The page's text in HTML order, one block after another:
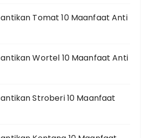
Tomat 10 Maanfaat Anti
Wortel 10 Maanfaat Anti
Stroberi 10 Maanfaat